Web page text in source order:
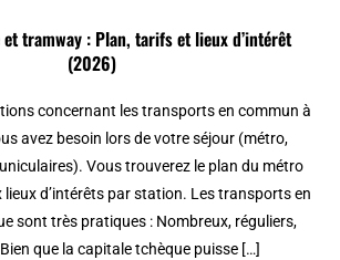
tramway : Plan, tarifs et lieux d’intérêt
(2026)
concernant les transports en commun à
avez besoin lors de votre séjour (métro,
Vous trouverez le plan du métro
lieux d’intérêts par station. Les transports en
sont très pratiques : Nombreux, réguliers,
que la capitale tchèque puisse […]